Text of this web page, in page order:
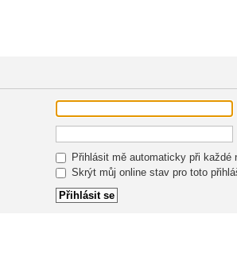
Přihlásit mě automaticky při každé
Skrýt můj online stav pro toto